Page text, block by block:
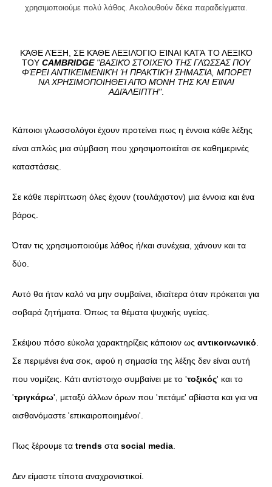
χρησιμοποιούμε πολύ λάθος. Ακολουθούν δέκα παραδείγματα.
KΆΘΕ ΛΈΞΗ, ΣΕ ΚΆΘΕ ΛΕΞΙΛΌΓΙΟ ΕΊΝΑΙ ΚΑΤΆ ΤΟ ΛΕΞΙΚΌ
ΤΟΥ CAMBRIDGE "ΒΑΣΙΚΌ ΣΤΟΙΧΕΊΟ ΤΗΣ ΓΛΏΣΣΑΣ ΠΟΥ
ΦΈΡΕΙ ΑΝΤΙΚΕΙΜΕΝΙΚΉ Ή ΠΡΑΚΤΙΚΉ ΣΗΜΑΣΊΑ, ΜΠΟΡΕΊ
ΝΑ ΧΡΗΣΙΜΟΠΟΙΗΘΕΊ ΑΠΌ ΜΌΝΗ ΤΗΣ ΚΑΙ ΕΊΝΑΙ
ΑΔΙΆΛΕΙΠΤΗ".
Κάποιοι γλωσσολόγοι έχουν προτείνει πως η έννοια κάθε λέξης
είναι απλώς μια σύμβαση που χρησιμοποιείται σε καθημερινές
καταστάσεις.
Σε κάθε περίπτωση όλες έχουν (τουλάχιστον) μια έννοια και ένα
βάρος.
Όταν τις χρησιμοποιούμε λάθος ή/και συνέχεια, χάνουν και τα
δύο.
Aυτό θα ήταν καλό να μην συμβαίνει, ιδιαίτερα όταν πρόκειται για
σοβαρά ζητήματα. Όπως τα θέματα ψυχικής υγείας.
Σκέψου πόσο εύκολα χαρακτηρίζεις κάποιον ως αντικοινωνικό
Σε περιμένει ένα σοκ, αφού η σημασία της λέξης δεν είναι αυτή
που νομίζεις. Κάτι αντίστοιχο συμβαίνει με το 'τοξικός' και το
'τριγκάρω', μεταξύ άλλων όρων που 'πετάμε' αβίαστα και για να
αισθανόμαστε 'επικαιροποιημένοι'.
Πως ξέρουμε τα trends στα social media
Δεν είμαστε τίποτα αναχρονιστικοί.